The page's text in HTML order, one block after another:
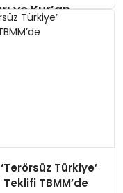
ve Kur’an
Türkiye’
TBMM’de